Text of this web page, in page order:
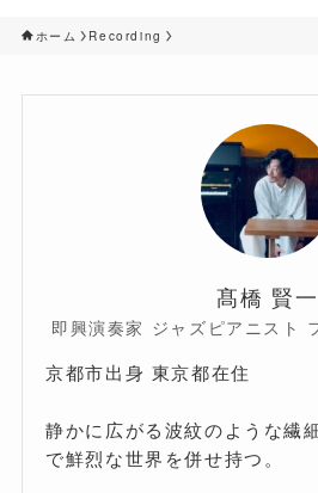
ホーム Recording
髙橋 賢一
即興演奏家 ジャズピアニスト
京都市出身 東京都在住
静かに広がる波紋のような繊
で鮮烈な世界を併せ持つ。